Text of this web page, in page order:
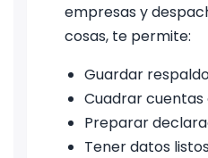
empresas y
cosas, te permite:
Guardar
Cuadrar cuentas
Preparar
Tener datos